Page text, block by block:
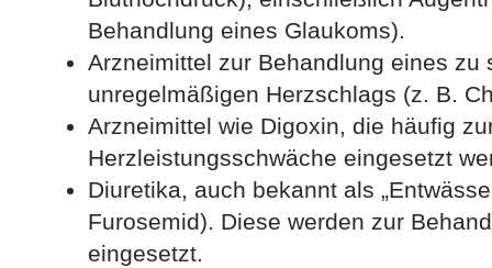
Behandlung eines Glaukoms).
Arzneimittel zur Behandlung eines zu
unregelmäßigen Herzschlags (z. B.
Arzneimittel wie Digoxin, die häufig
Herzleistungsschwäche eingesetzt
Diuretika, auch bekannt als
Furosemid). Diese werden zur
eingesetzt.